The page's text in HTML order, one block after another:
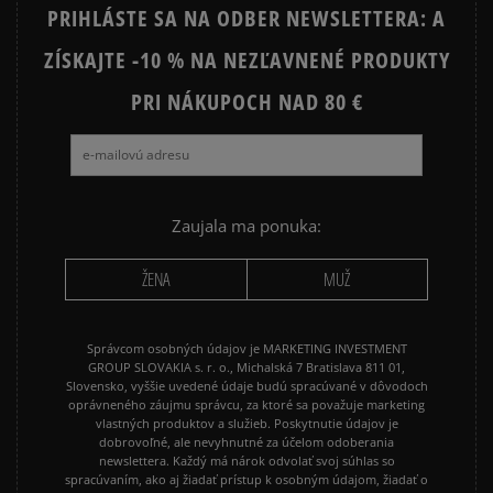
Ako zhromažďujeme recenzie?
Recenzie zákazníkov
PRIHLÁSTE SA NA ODBER NEWSLETTERA: A
ZÍSKAJTE -10 % NA NEZĽAVNENÉ PRODUKTY
PRI NÁKUPOCH NAD 80 €
Zaujala ma ponuka:
ŽENA MUŽ
Správcom osobných údajov je MARKETING INVESTMENT
GROUP SLOVAKIA s. r. o., Michalská 7 Bratislava 811 01,
Slovensko, vyššie uvedené údaje budú spracúvané v dôvodoch
oprávneného záujmu správcu, za ktoré sa považuje marketing
vlastných produktov a služieb. Poskytnutie údajov je
dobrovoľné, ale nevyhnutné za účelom odoberania
newslettera. Každý má nárok odvolať svoj súhlas so
spracúvaním, ako aj žiadať prístup k osobným údajom, žiadať o